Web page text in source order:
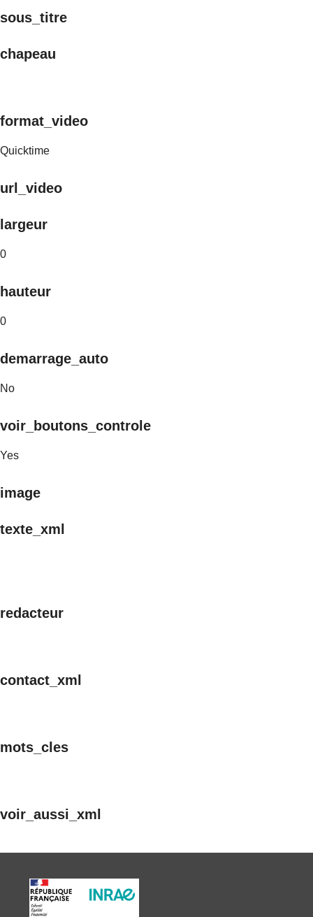
sous_titre
chapeau
format_video
Quicktime
url_video
largeur
0
hauteur
0
demarrage_auto
No
voir_boutons_controle
Yes
image
texte_xml
redacteur
contact_xml
mots_cles
voir_aussi_xml